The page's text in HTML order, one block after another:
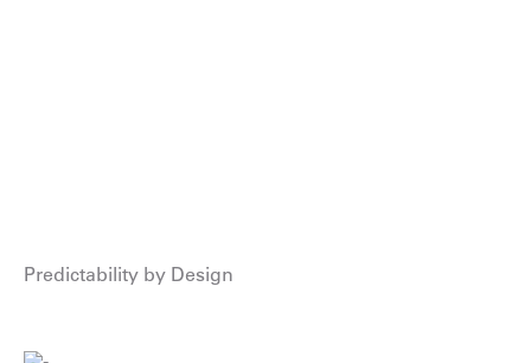
Predictability by Design